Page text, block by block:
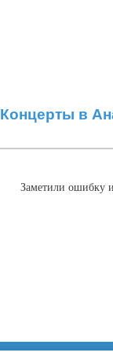
Концерты в
Заметили ошибку